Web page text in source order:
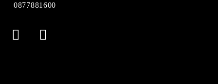
0877881600